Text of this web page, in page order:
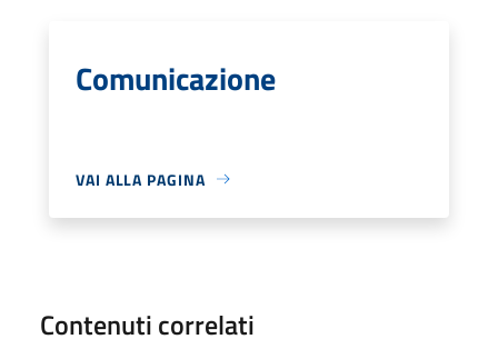
Comunicazione
VAI ALLA PAGINA
Contenuti correlati